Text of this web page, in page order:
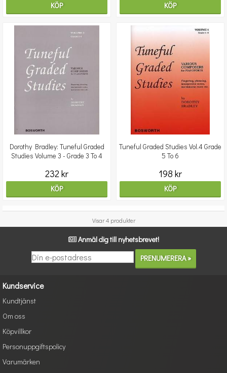
KÖP KÖP
Dorothy Bradley: Tuneful Graded
Studies Volume 3 - Grade 3 To 4
232 kr
KÖP
Tuneful Graded Studies Vol.4 Grade
5 To 6
198 kr
KÖP
Visar 4 produkter
Anmäl dig till nyhetsbrevet!
Kundservice
Kundtjänst
Om oss
Köpvillkor
Personuppgiftspolicy
Varumärken